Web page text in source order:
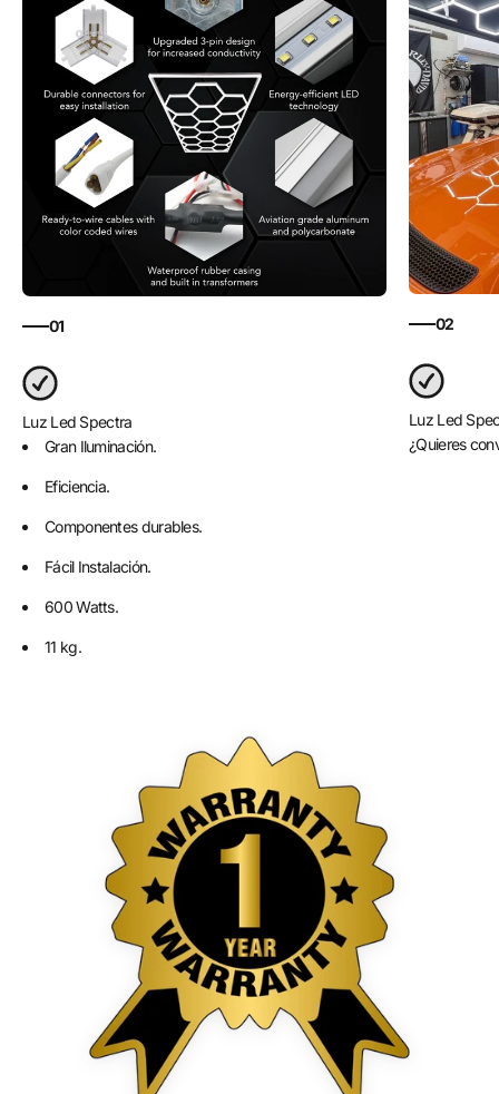
01
Luz Led Spectra
Gran Iluminación.
Eficiencia.
Componentes durables.
Fácil Instalación.
600 Watts.
11 kg.
02
Luz Led
¿Quieres